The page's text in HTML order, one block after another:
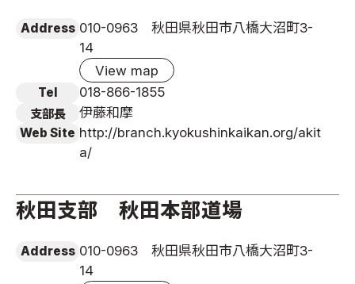
Address 010-0963 秋田県秋田市八橋大沼町3-
14
View map
Tel 018-866-1855
支部長 伊藤和摩
Web Site http://branch.kyokushinkaikan.org/akit
a/
秋田支部 秋田本部道場
Address 010-0963 秋田県秋田市八橋大沼町3-
14